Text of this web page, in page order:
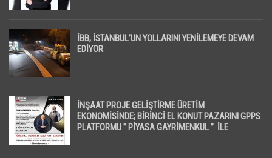
İBB, İSTANBUL’UN YOLLARINI YENİLEMEYE DEVAM
EDİYOR
İNŞAAT PROJE GELİŞTİRME ÜRETİM
EKONOMİSİNDE; BİRİNCİ EL KONUT PAZARINI GPPS
PLATFORMU ” PİYASA GAYRİMENKUL ” İLE